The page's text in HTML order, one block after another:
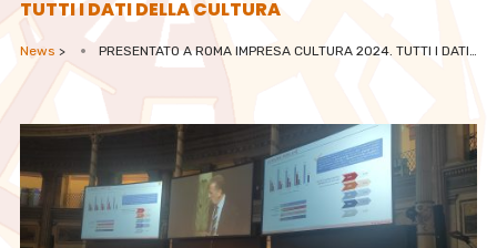
TUTTI I DATI DELLA CULTURA
News > PRESENTATO A ROMA IMPRESA CULTURA 2024. TUTTI I DATI DELLA CULTURA